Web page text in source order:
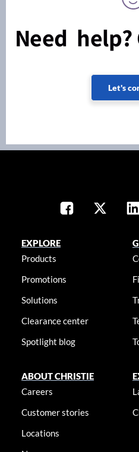
Need
Let's
EXPLORE
Products
Promotions
Solutions
Clearance center
Spotlight blog
ABOUT CHRISTIE
Careers
Customer stories
Locations